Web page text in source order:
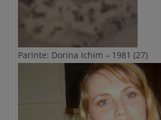
Parinte: Dorina Ichim – 1981 (27)